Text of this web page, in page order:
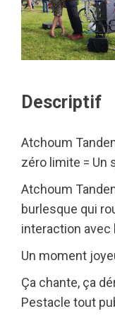
Descriptif
Atchoum
zéro limite = Un
Atchoum
burlesque qui
interaction avec
Un moment
Ça chante, ça
Pestacle tout